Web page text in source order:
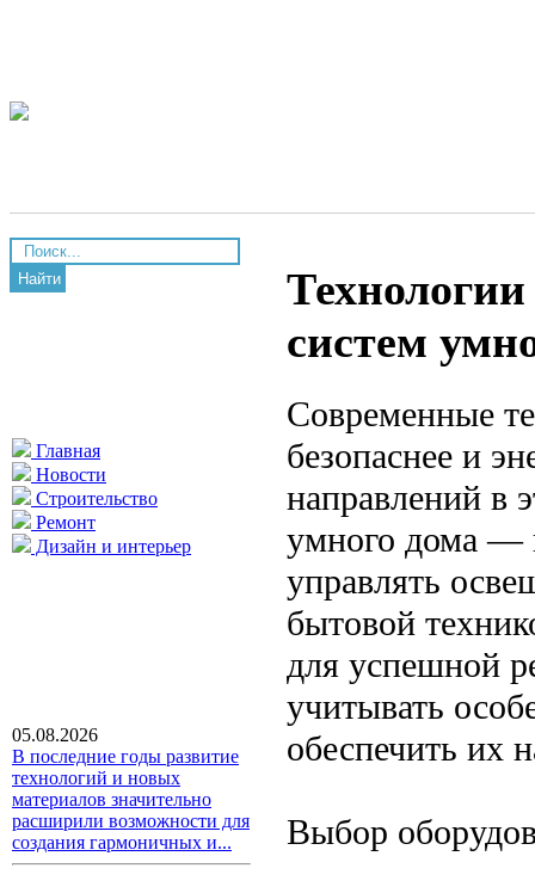
Найти
Главная
Новости
Строительство
Ремонт
Дизайн и интерьер
05.08.2026
В последние годы развитие
технологий и новых
материалов значительно
расширили возможности для
создания гармоничных и...
систем
Современные
безопаснее и
направлений в
умного дома —
управлять
бытовой
для успешной
учитывать
обеспечить их
Выбор